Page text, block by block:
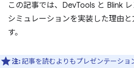
この記事では、DevTools と Blink
シミュレーションを実装した理由
す。
注:記事を読むよりもプレゼンテーショ